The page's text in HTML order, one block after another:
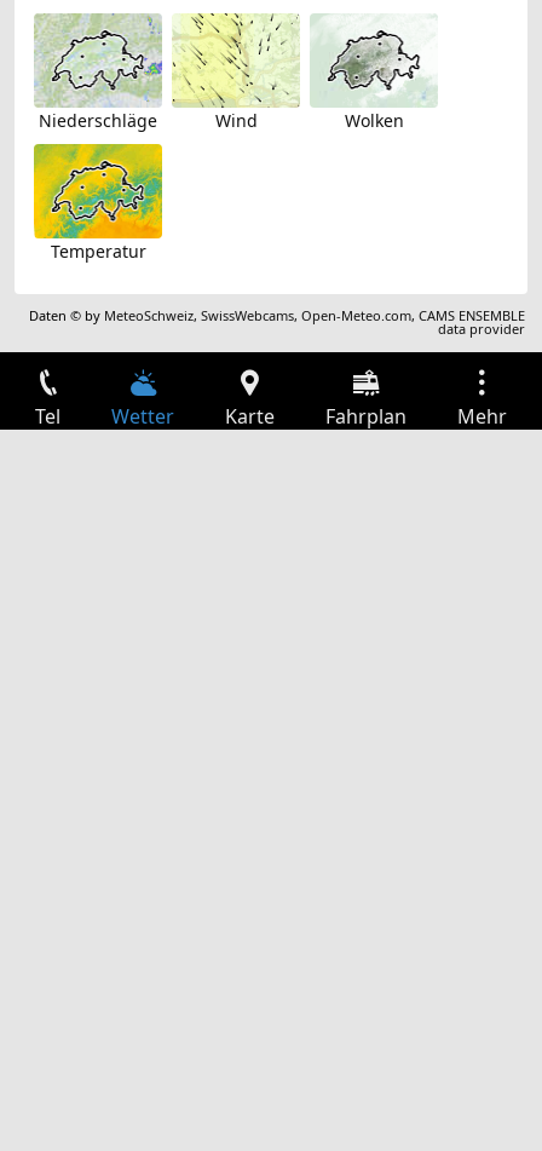
Niederschläge Wind Wolken
Temperatur
Daten © by MeteoSchweiz,SwissWebcams,Open-Meteo.com,CAMS ENSEMBLE
data provider
Tel Wetter Karte Fahrplan Mehr